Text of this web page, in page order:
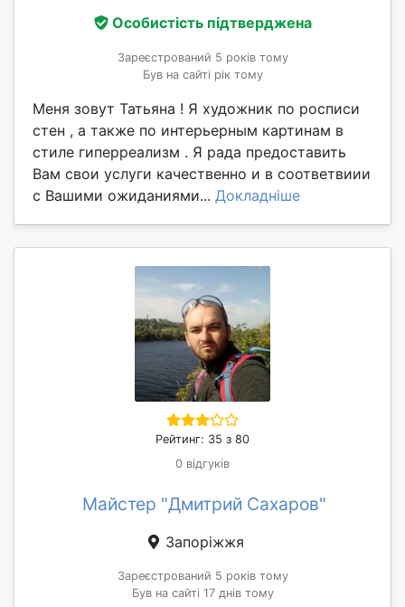
Особистість підтверджена
Зареєстрований 5 років тому
Був на сайті рік тому
Меня зовут Татьяна ! Я художник по росписи
стен , а также по интерьерным картинам в
стиле гиперреализм . Я рада предоставить
Вам свои услуги качественно и в соответвиии
с Вашими ожиданиями... Докладніше
Рейтинг: 35 з 80
0 відгуків
Майстер "Дмитрий Сахаров"
Запоріжжя
Зареєстрований 5 років тому
Був на сайті 17 днів тому